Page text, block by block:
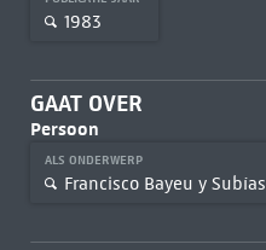
1983
GAAT OVER
Persoon
ALS ONDERWERP
Francisco Bayeu y Subías